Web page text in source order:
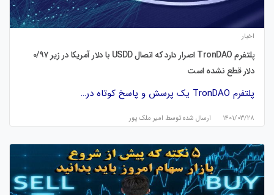
اخبار
پلتفرم TronDAO اصرار دارد که اتصال USDD با دلار آمریکا در زیر ۰/۹۷
دلار قطع نشده است
پلتفرم TronDAO یک پرسش و پاسخ کوتاه در…
۱۴۰۱/۰۳/۲۸ ارسال شده توسط امیر ملک پور